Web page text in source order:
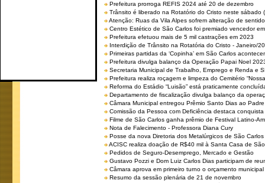
Prefeitura prorroga REFIS 2024 até 20 de dezembro
Trânsito é liberado na Rotatório do Cristo neste sábado
Atenção: Ruas da Vila Alpes sofrem alteração de
Centro Estético de São Carlos foi premiado vencedor
Prefeitura efetuou mais de 5 mil castrações em 2023
Interdição de Trânsito na Rotatória do Cristo - Janeiro/
Primeiras partidas da ‘Copinha’ em São Carlos
Prefeitura divulga balanço da Operação Papai Noel
Secretaria Municipal de Trabalho, Emprego e Renda e
Prefeitura realiza roçagem e limpeza do Cemitério
Reforma do Estádio “Luisão” está praticamente
Departamento de fiscalização divulga balanço da
Câmara Municipal entregou Prêmio Santo Dias ao
Comissão da Pessoa com Deficiência destaca
Filme de São Carlos ganha prêmio de Festival Latino-
Nota de Falecimento - Professora Diana Cury
Posse da nova Diretoria dos Metalúrgicos de São
ACISC realiza doação de R$40 mil à Santa Casa de
Pedidos de Seguro-Desemprego, Mercado e Gestão
Gustavo Pozzi e Dom Luiz Carlos Dias participam de
Câmara aprova em primeiro turno o orçamento
Resumo da sessão plenária de 21 de novembro